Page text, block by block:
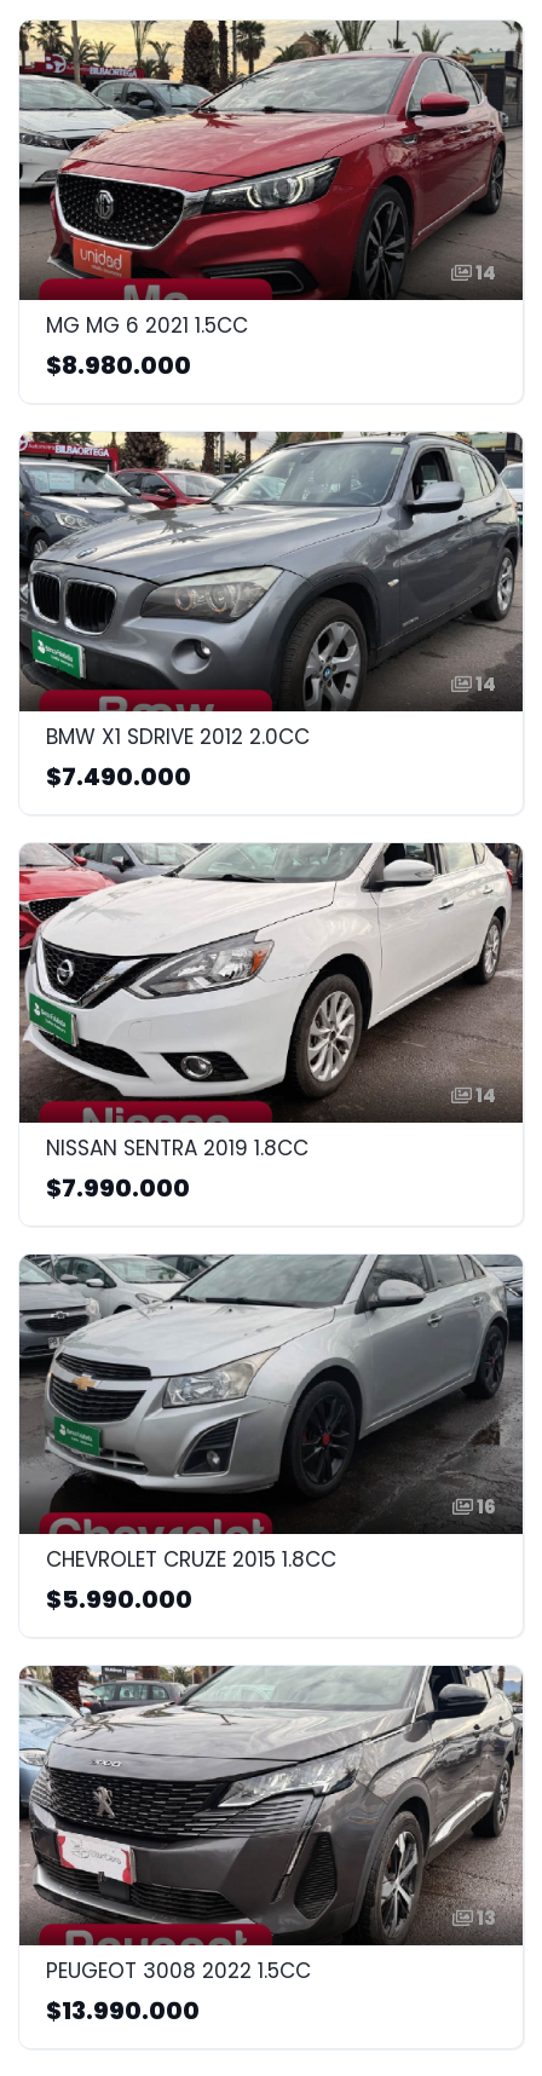
14
MG MG 6 2021 1.5CC
$8.980.000
14
BMW X1 SDRIVE 2012 2.0CC
$7.490.000
14
NISSAN SENTRA 2019 1.8CC
$7.990.000
16
CHEVROLET CRUZE 2015 1.8CC
$5.990.000
13
PEUGEOT 3008 2022 1.5CC
$13.990.000